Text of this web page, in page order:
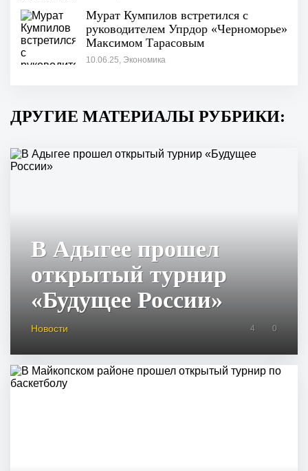
Мурат Кумпилов встретился с
руководителем Упрдор «Черноморье»
Максимом Тарасовым
10.06.25, Экономика
ДРУГИЕ МАТЕРИАЛЫ РУБРИКИ:
В Адыгее прошел
открытый турнир
«Будущее России»
Новости 4 0